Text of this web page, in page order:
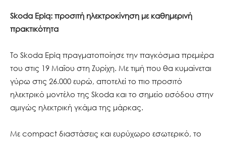
Skoda Epiq: προσιτή ηλεκτροκίνηση με καθημερινή
πρακτικότητα
Το Skoda Epiq πραγματοποίησε την παγκόσμια πρεμιέρα
του στις 19 Μαΐου στη Ζυρίχη. Με τιμή που θα κυμαίνεται
γύρω στις 26.000 ευρώ, αποτελεί το πιο προσιτό
ηλεκτρικό μοντέλο της Skoda και το σημείο εισόδου στην
αμιγώς ηλεκτρική γκάμα της μάρκας.
Με compact διαστάσεις και ευρύχωρο εσωτερικό, το